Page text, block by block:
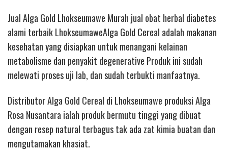
Jual Alga Gold Lhokseumawe Murah jual obat herbal diabetes
alami terbaik LhokseumaweAlga Gold Cereal adalah makanan
kesehatan yang disiapkan untuk menangani kelainan
metabolisme dan penyakit degenerative Produk ini sudah
melewati proses uji lab, dan sudah terbukti manfaatnya.
Distributor Alga Gold Cereal di Lhokseumawe produksi Alga
Rosa Nusantara ialah produk bermutu tinggi yang dibuat
dengan resep natural terbagus tak ada zat kimia buatan dan
mengutamakan khasiat.